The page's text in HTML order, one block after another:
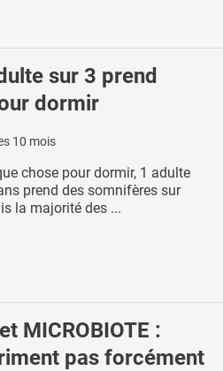
sur 3 prend
dormir
10 mois
chose pour dormir, 1 adulte
prend des somnifères sur
la majorité des ...
MICROBIOTE :
pas forcément